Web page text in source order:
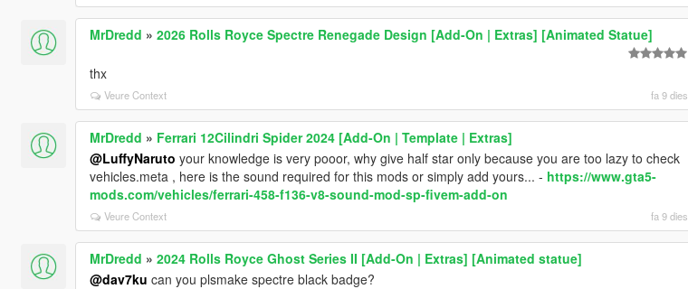
MrDredd » 2026 Rolls Royce Spectre Renegade Design [Add-On | Extras] [Animated Statue]
thx
Veure Context fa 9 dies
MrDredd » Ferrari 12Cilindri Spider 2024 [Add-On | Template | Extras]
@LuffyNaruto your knowledge is very pooor, why give half star only because you are too lazy to check
vehicles.meta , here is the sound required for this mods or simply add yours... - https://www.gta5-
mods.com/vehicles/ferrari-458-f136-v8-sound-mod-sp-fivem-add-on
Veure Context fa 9 dies
MrDredd » 2024 Rolls Royce Ghost Series II [Add-On | Extras] [Animated statue]
@dav7ku can you plsmake spectre black badge?